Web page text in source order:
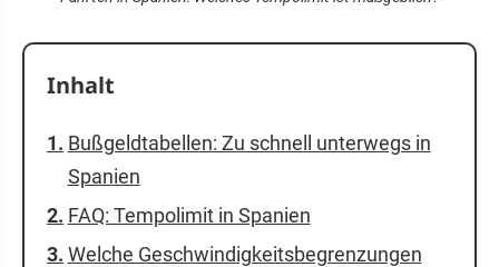
Inhalt
Bußgeldtabellen: Zu schnell unterwegs in
Spanien
FAQ: Tempolimit in Spanien
Welche Geschwindigkeitsbegrenzungen